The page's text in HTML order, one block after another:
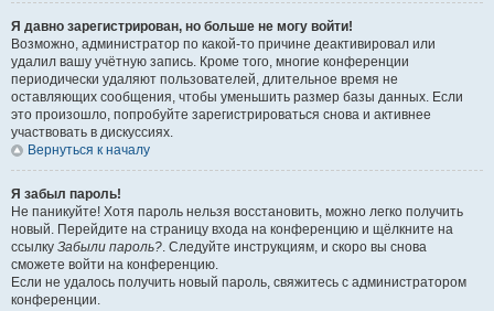
Я давно зарегистрирован, но больше не могу войти!
Возможно, администратор по какой-то причине деактивировал или
удалил вашу учётную запись. Кроме того, многие конференции
периодически удаляют пользователей, длительное время не
оставляющих сообщения, чтобы уменьшить размер базы данных. Если
это произошло, попробуйте зарегистрироваться снова и активнее
участвовать в дискуссиях.
Вернуться к началу
Я забыл пароль!
Не паникуйте! Хотя пароль нельзя восстановить, можно легко получить
новый. Перейдите на страницу входа на конференцию и щёлкните на
ссылку Забыли пароль?. Следуйте инструкциям, и скоро вы снова
сможете войти на конференцию.
Если не удалось получить новый пароль, свяжитесь с администратором
конференции.